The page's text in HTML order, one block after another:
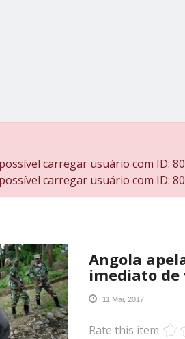
carregar usuário com ID:
carregar usuário com ID:
Angola
imediato de
11 Mai, 2017
Rate this item